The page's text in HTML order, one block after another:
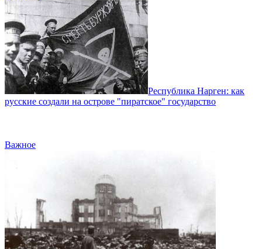
Республика Нарген: как
русские создали на острове "пиратское" государство
Важное